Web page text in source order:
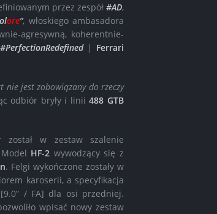
przez zespół #AD,
ore”, włoskiego ambasadora
agresywną, koherentnie-
#PerfectionRedefined| Ferrari
nie jest zobowiązany do rzeczy
odbiór bryły i linii488 GTB
został w zestaw szalenie
HF-2 wywodzący się z
. Felgi wykończone zostały w
karoserii, a specyfikacja
/ FA] dla osi przedniej.
wpisać nowy zestaw